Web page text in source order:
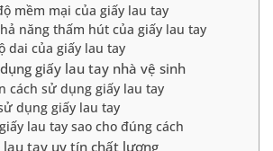
mềm mại của giấy lau tay
năng thấm hút của giấy lau tay
dai của giấy lau tay
giấy lau tay nhà vệ sinh
cách sử dụng giấy lau tay
dụng giấy lau tay
lau tay sao cho đúng cách
lau tay uy tín chất lượng